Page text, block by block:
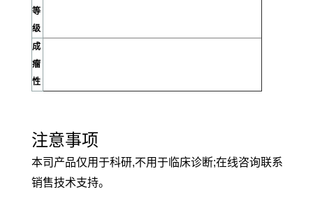
等
级
成
瘤
性
注意事项
本司产品仅用于科研,不用于临床诊断;在线咨询联系
销售技术支持。